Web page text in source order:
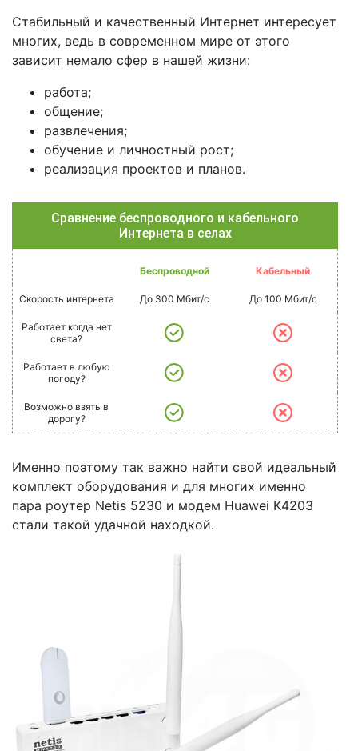
Стабильный и качественный Интернет интересует
многих, ведь в современном мире от этого
зависит немало сфер в нашей жизни:
работа;
общение;
развлечения;
обучение и личностный рост;
реализация проектов и планов.
Сравнение беспроводного и кабельного
Интернета в селах
Беспроводной Кабельный
Скорость интернета До 300 Мбит/с До 100 Мбит/с
Работает когда нет
света?
Работает в любую
погоду?
Возможно взять в
дорогу?
Именно поэтому так важно найти свой идеальный
комплект оборудования и для многих именно
пара роутер Netis 5230 и модем Huawei K4203
стали такой удачной находкой.